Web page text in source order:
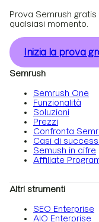
Prova Semrush
qualsiasi momento.
Inizia la prova
Semrush
Semrush One
Funzionalità
Soluzioni
Prezzi
Confronta
Casi di
Semush in cifre
Affiliate
Altri strumenti
SEO Enterprise
AIO Enterprise